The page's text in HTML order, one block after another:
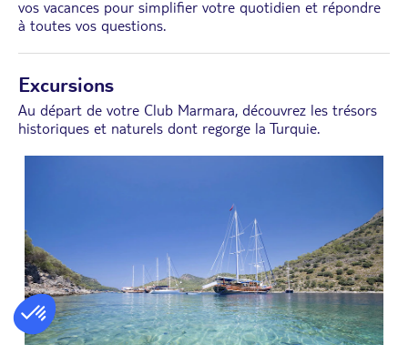
vos vacances pour simplifier votre quotidien et répondre
à toutes vos questions.
Excursions
Au départ de votre Club Marmara, découvrez les trésors
historiques et naturels dont regorge la Turquie.